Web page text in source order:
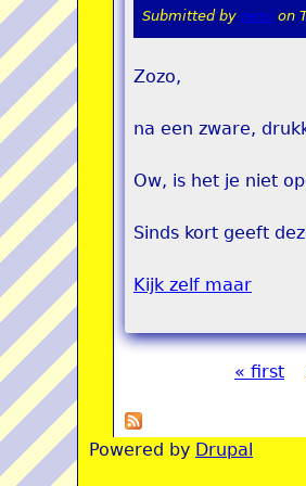
Submitted by remi on
Zozo,
na een zware,
Ow, is het je niet
Sinds kort geeft
Kijk zelf maar
« first
Powered by Drupal